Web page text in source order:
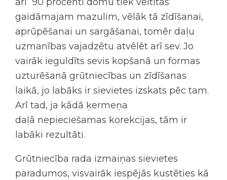
arī 90 procenti domu tiek veltītas
gaidāmajam mazulim, vēlāk tā zīdīšanai,
aprūpēšanai un sargāšanai, tomēr daļu
uzmanības vajadzētu atvēlēt arī sev. Jo
vairāk ieguldīts sevis kopšanā un formas
uzturēšanā grūtniecības un zīdīšanas
laikā, jo labāks ir sievietes izskats pēc tam.
Arī tad, ja kādā ķermeņa
daļā nepieciešamas korekcijas, tām ir
labāki rezultāti.
Grūtniecība rada izmaiņas sievietes
paradumos, visvairāk iespējās kustēties kā